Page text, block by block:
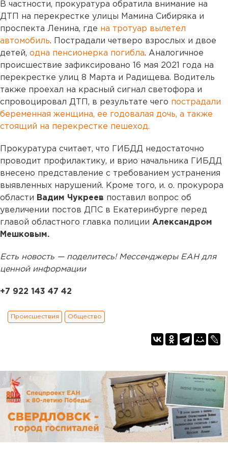
В частности, прокуратура обратила внимание на
ДТП на перекрестке улицы Мамина Сибиряка и
проспекта Ленина, где на тротуар вылетел
автомобиль. Пострадали четверо взрослых и двое
детей, одна пенсионерка погибла. Аналогичное
происшествие зафиксировано 16 мая 2021 года на
перекрестке улиц 8 Марта и Радищева. Водитель
также проехал на красный сигнал светофора и
спровоцировал ДТП, в результате чего пострадали
беременная женщина, ее годовалая дочь, а также
стоящий на перекрестке пешеход.
Прокуратура считает, что ГИБДД недостаточно
проводит профилактику, и врио начальника ГИБДД
внесено представление с требованием устранения
выявленных нарушений. Кроме того, и. о. прокурора
области Вадим Чукреев поставил вопрос об
увеличении постов ДПС в Екатеринбурге перед
главой областного главка полиции Александром
Мешковым.
Есть новость — поделитесь! Мессенджеры ЕАН для
ценной информации
+7 922 143 47 42
Происшествия Общество